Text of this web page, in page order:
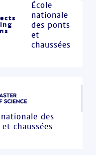
École
nationale
des ponts
et
chaussées
des
chaussées